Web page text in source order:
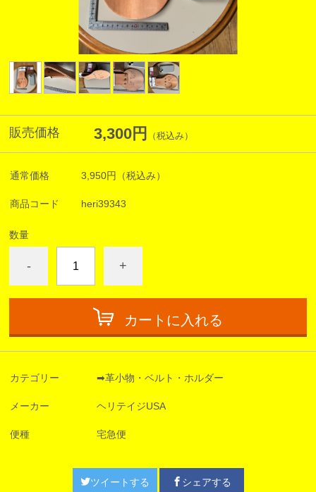
販売価格 3,300円 （税込み）
通常価格 3,950円 （税込み）
商品コード heri39343
数量
- +
カートに入れる
カテゴリー ➡︎革小物・ベルト・ホルダー
メーカー ヘリテイジUSA
便種 宅急便
ツイートする シェアする